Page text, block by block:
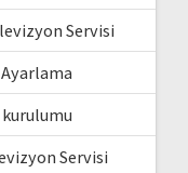
Servisi
Servisi